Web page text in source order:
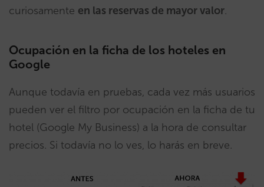
curiosamente en las reservas de mayor valor.
Ocupación en la ficha de los hoteles en
Google
Aunque todavía en pruebas, cada vez más usuarios
pueden ver el filtro por ocupación en la ficha de tu
hotel (Google My Business) a la hora de consultar
precios. Si todavía no lo ves, lo harás en breve.